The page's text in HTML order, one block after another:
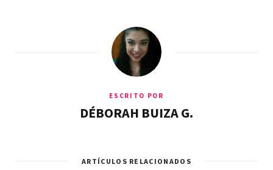
ESCRITO POR
DÉBORAH BUIZA G.
ARTÍCULOS RELACIONADOS